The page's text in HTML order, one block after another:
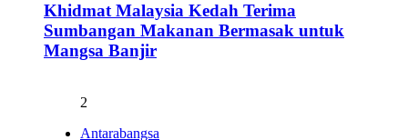
Khidmat Malaysia Kedah Terima
Sumbangan Makanan Bermasak untuk
Mangsa Banjir
2
Antarabangsa